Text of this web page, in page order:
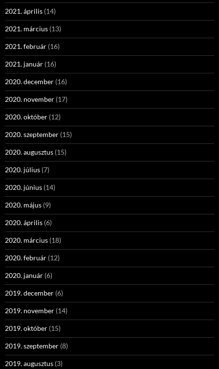
2021. április (14)
2021. március (13)
2021. február (16)
2021. január (16)
2020. december (16)
2020. november (17)
2020. október (12)
2020. szeptember (15)
2020. augusztus (15)
2020. július (7)
2020. június (14)
2020. május (9)
2020. április (6)
2020. március (18)
2020. február (12)
2020. január (6)
2019. december (6)
2019. november (14)
2019. október (15)
2019. szeptember (8)
2019. augusztus (3)